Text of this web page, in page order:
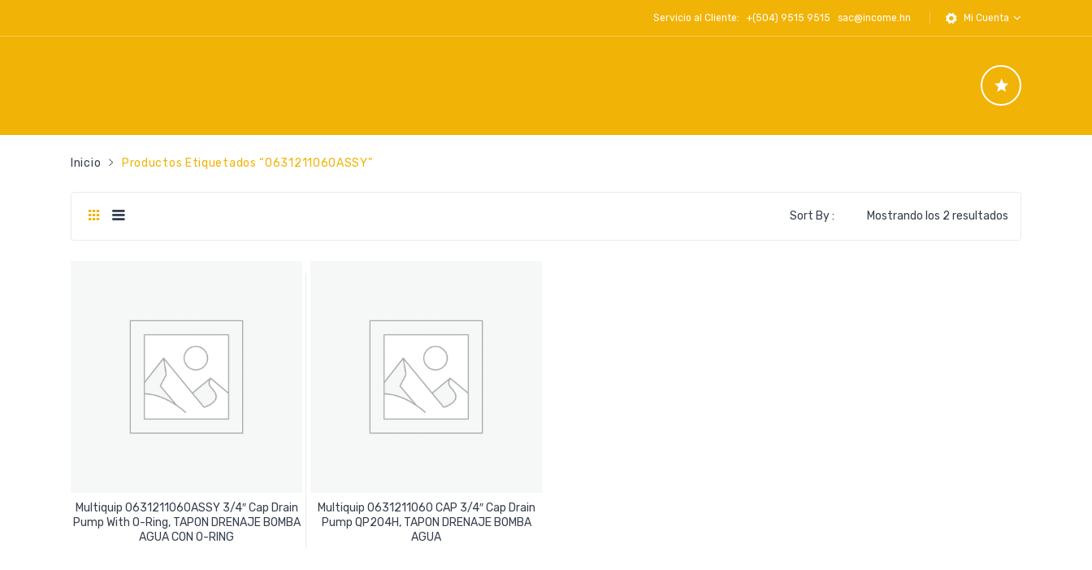
Servicio al Cliente: +(504) 9515 9515 sac@income.hn Mi Cuenta
Inicio Productos Etiquetados “0631211060ASSY”
Mostrando los 2 resultados
Sort By :
Multiquip 0631211060ASSY 3/4″ Cap Drain
Pump With O-Ring, TAPON DRENAJE BOMBA
AGUA CON O-RING
Leer Más
Multiquip 0631211060 CAP 3/4″ Cap Drain
Pump QP204H, TAPON DRENAJE BOMBA
AGUA
Leer Más